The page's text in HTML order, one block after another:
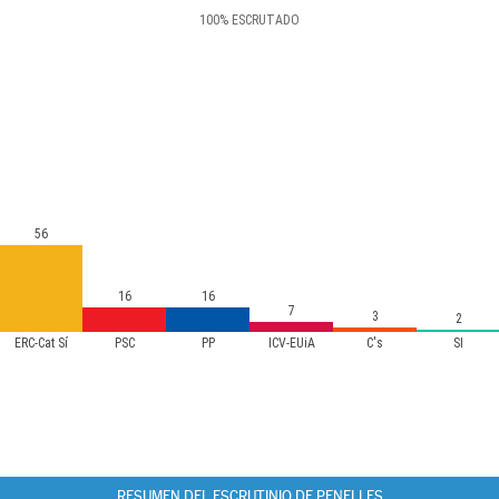
100% ESCRUTADO
ERC-Cat Sí PSC PP ICV-EUiA C's SI
56
16
16
7
3 2